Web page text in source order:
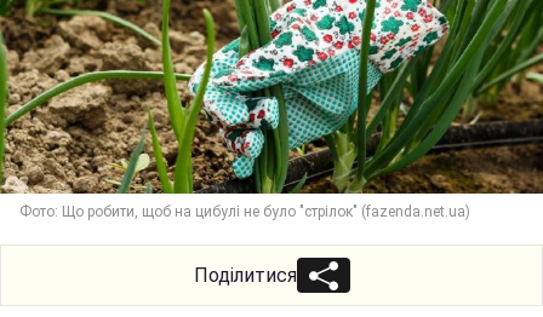
Фото: Що робити, щоб на цибулі не було "стрілок" (fazenda.net.ua)
Поділитися